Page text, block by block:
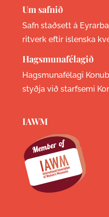
Um safnið
Safn staðsett á
ritverk eftir íslenska
Hagsmunafélagið
Hagsmunafélagi
styðja við starfsemi
IAWM